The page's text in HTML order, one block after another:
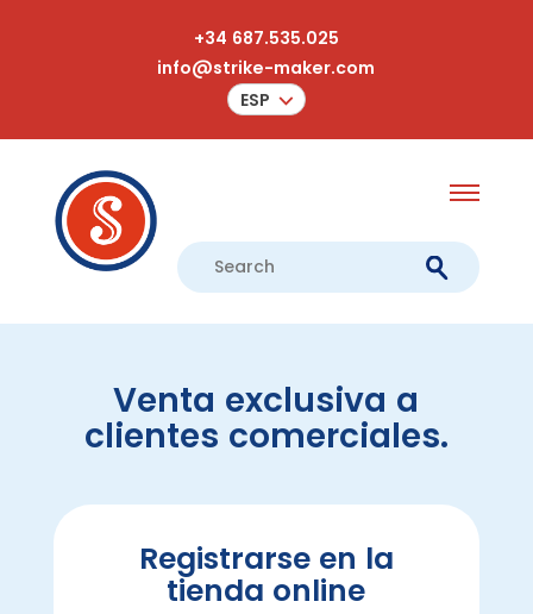
+34 687.535.025
info@strike-maker.com
ESP
Venta exclusiva a
clientes comerciales.
Registrarse en la
tienda online